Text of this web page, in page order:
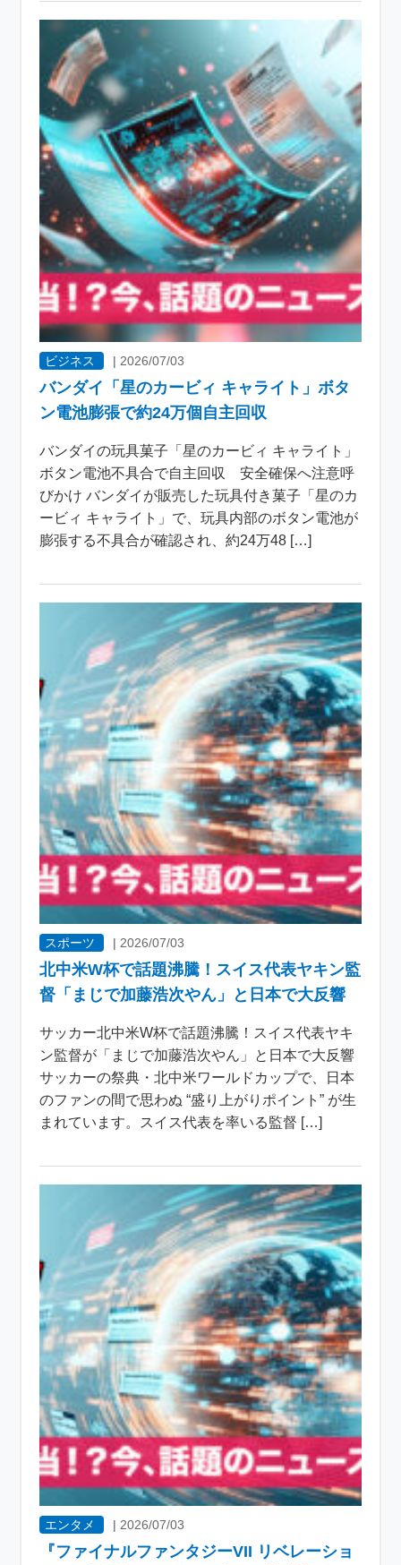
ビジネス | 2026/07/03
バンダイ「星のカービィ キャライト」ボタ
ン電池膨張で約24万個自主回収
バンダイの玩具菓子「星のカービィ キャライト」
ボタン電池不具合で自主回収 安全確保へ注意呼
びかけ バンダイが販売した玩具付き菓子「星のカ
ービィ キャライト」で、玩具内部のボタン電池が
膨張する不具合が確認され、約24万48 […]
スポーツ | 2026/07/03
北中米W杯で話題沸騰！スイス代表ヤキン監
督「まじで加藤浩次やん」と日本で大反響
サッカー北中米W杯で話題沸騰！スイス代表ヤキ
ン監督が「まじで加藤浩次やん」と日本で大反響
サッカーの祭典・北中米ワールドカップで、日本
のファンの間で思わぬ “盛り上がりポイント” が生
まれています。スイス代表を率いる監督 […]
エンタメ | 2026/07/03
『ファイナルファンタジーVII リベレーショ